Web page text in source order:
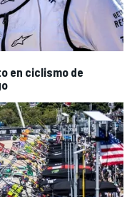
en ciclismo de